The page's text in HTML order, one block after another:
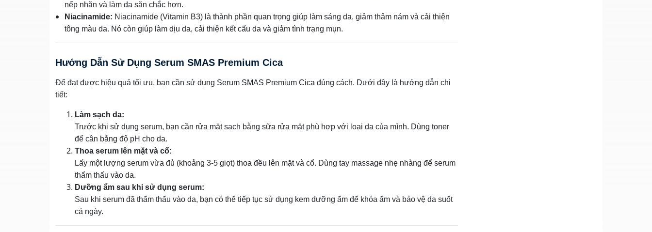
nếp nhăn và làm da săn chắc hơn.
Niacinamide: Niacinamide (Vitamin B3) là thành phần quan trọng giúp làm sáng da, giảm thâm nám và cải thiện
tông màu da. Nó còn giúp làm dịu da, cải thiện kết cấu da và giảm tình trạng mụn.
Hướng Dẫn Sử Dụng Serum SMAS Premium Cica
Để đạt được hiệu quả tối ưu, bạn cần sử dụng Serum SMAS Premium Cica đúng cách. Dưới đây là hướng dẫn chi
tiết:
Làm sạch da:
Trước khi sử dụng serum, bạn cần rửa mặt sạch bằng sữa rửa mặt phù hợp với loại da của mình. Dùng toner
để cân bằng độ pH cho da.
Thoa serum lên mặt và cổ:
Lấy một lượng serum vừa đủ (khoảng 3-5 giọt) thoa đều lên mặt và cổ. Dùng tay massage nhẹ nhàng để serum
thẩm thấu vào da.
Dưỡng ẩm sau khi sử dụng serum:
Sau khi serum đã thẩm thấu vào da, bạn có thể tiếp tục sử dụng kem dưỡng ẩm để khóa ẩm và bảo vệ da suốt
cả ngày.